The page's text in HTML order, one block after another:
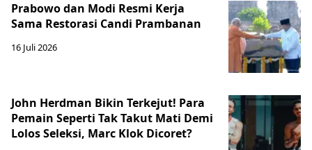
Prabowo dan Modi Resmi Kerja
Sama Restorasi Candi Prambanan
16 Juli 2026
John Herdman Bikin Terkejut! Para
Pemain Seperti Tak Takut Mati Demi
Lolos Seleksi, Marc Klok Dicoret?